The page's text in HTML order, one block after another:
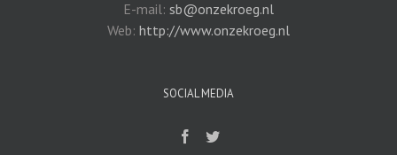
E-mail: sb@onzekroeg.nl
Web: http://www.onzekroeg.nl
SOCIAL MEDIA